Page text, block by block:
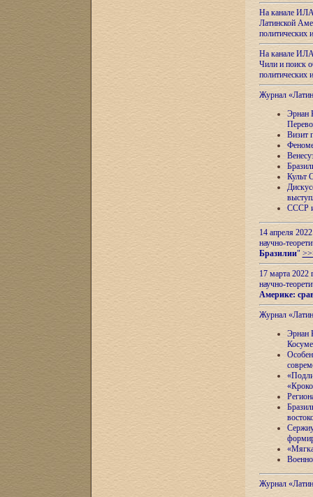
На канале
Латинской
На канале
Чили и поиск
Журнал
Эрнан
Визит
Культ
СССР и
14 апреля
научно-
Бразилии"
17 марта 2022
научно-
Америке:
Журнал
Эрнан
Журнал